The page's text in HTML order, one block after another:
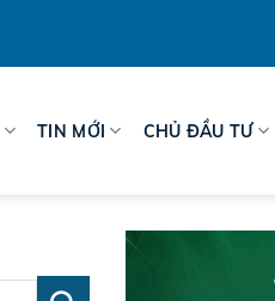
TIN MỚI CHỦ ĐẦU TƯ